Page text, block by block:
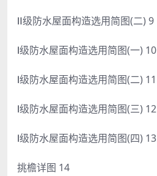
Ⅱ级防水屋面构造选用简图(二) 9
Ⅰ级防水屋面构造选用简图(一) 10
Ⅰ级防水屋面构造选用简图(二) 11
Ⅰ级防水屋面构造选用简图(三) 12
Ⅰ级防水屋面构造选用简图(四) 13
挑檐详图 14